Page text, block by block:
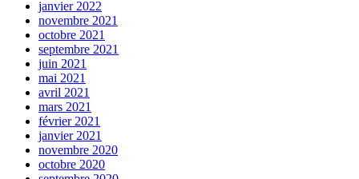
janvier 2022
novembre 2021
octobre 2021
septembre 2021
juin 2021
mai 2021
avril 2021
mars 2021
février 2021
janvier 2021
novembre 2020
octobre 2020